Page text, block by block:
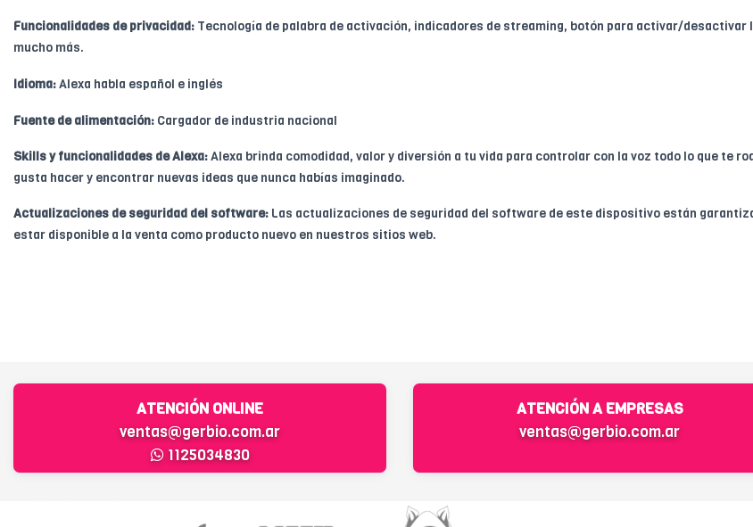
Funcionalidades de privacidad: Tecnología de palabra de activación, indicadores de streaming, botón para activar/
mucho más.
Idioma:Alexa habla español e inglés
Fuente de alimentación: Cargador de industria nacional
Skills y funcionalidades de Alexa:Alexa brinda comodidad, valor y diversión a tu vida para controlar con la voz todo lo que te
gusta hacer y encontrar nuevas ideas que nunca habías imaginado.
Actualizaciones de seguridad del software: Las actualizaciones de seguridad del software de este dispositivo están
estar disponible a la venta como producto nuevo en nuestros sitios web.
ATENCIÓN ONLINE
ventas@gerbio.com.ar
1125034830
ATENCIÓN A EMPRESAS
ventas@gerbio.com.ar